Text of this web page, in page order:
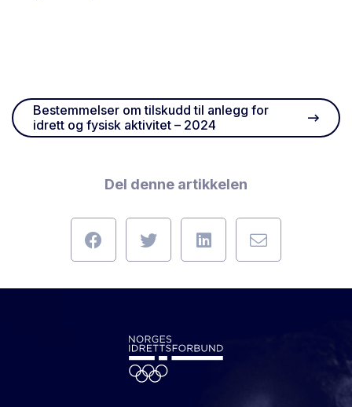
Bestemmelser om tilskudd til anlegg for
idrett og fysisk aktivitet – 2024
Del denne artikkelen